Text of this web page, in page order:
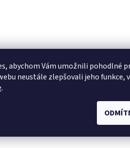
abychom Vám umožnili pohodlné
neustále zlepšovali jeho funkce,
.